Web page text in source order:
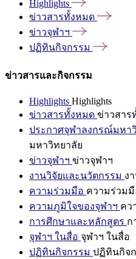
Highlights
ข่าวสารทั้งหมด
ข่าวจุฬาฯ
ปฏิทินกิจกรรม
ข่าวสารและกิจกรรม
Highlights Highlights
ข่าวสารทั้งหมด ข่าวสาร
ประกาศจุฬาลงกรณ์มหา
มหาวิทยาลัย
ข่าวจุฬาฯ ข่าวจุฬาฯ
งานวิจัยและนวัตกรรม ง
ความร่วมมือ ความร่วมมื
ความภูมิใจของจุฬาฯ คว
การศึกษาและหลักสูตร ก
จุฬาฯ ในสื่อ จุฬาฯ ในสื่อ
ปฏิทินกิจกรรม ปฏิทินกิจ